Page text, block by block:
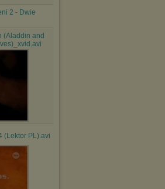
2 - Dwie
(Aladdin and
(Lektor PL).avi